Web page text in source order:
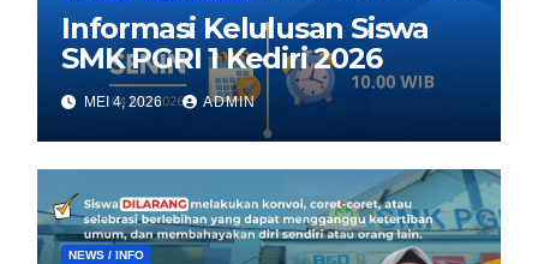
Informasi Kelulusan Siswa
SMK PGRI 1 Kediri 2026
MEI 4, 2026 ADMIN
NEWS / INFO